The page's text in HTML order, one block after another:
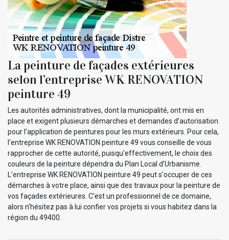
La peinture de façades extérieures
selon l’entreprise WK RENOVATION
peinture 49
Les autorités administratives, dont la municipalité, ont mis en
place et exigent plusieurs démarches et demandes d’autorisation
pour l'application de peintures pour les murs extérieurs. Pour cela,
l'entreprise WK RENOVATION peinture 49 vous conseille de vous
rapprocher de cette autorité, puisqu'effectivement, le choix des
couleurs de la peinture dépendra du Plan Local d’Urbanisme.
L’entreprise WK RENOVATION peinture 49 peut s'occuper de ces
démarches à votre place, ainsi que des travaux pour la peinture de
vos façades extérieures. C'est un professionnel de ce domaine,
alors n’hésitez pas à lui confier vos projets si vous habitez dans la
région du 49400.